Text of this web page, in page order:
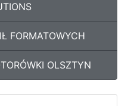
FORMATOWYCH
OLSZTYN